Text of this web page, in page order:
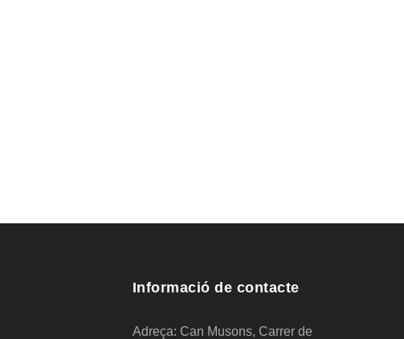
Informació de contacte
Adreça: Can Musons, Carrer de